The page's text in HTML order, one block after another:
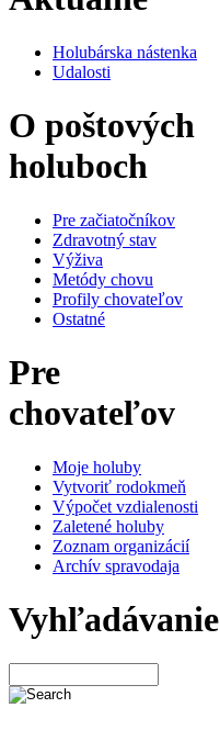
Holubárska nástenka
Udalosti
O poštových
holuboch
Pre začiatočníkov
Zdravotný stav
Výživa
Metódy chovu
Profily chovateľov
Ostatné
Pre
chovateľov
Moje holuby
Vytvoriť rodokmeň
Výpočet vzdialenosti
Zaletené holuby
Zoznam organizácií
Archív spravodaja
Vyhľadávanie